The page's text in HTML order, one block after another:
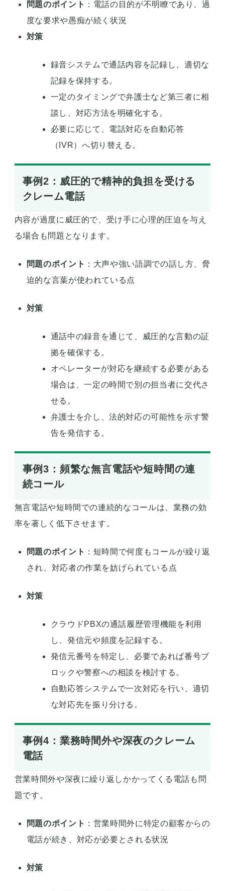
問題のポイント ：電話の目的が不明瞭であり、過
度な要求や愚痴が続く状況
対策
録音システムで通話内容を記録し、適切な
記録を保持する。
一定のタイミングで弁護士など第三者に相
談し、対応方法を明確化する。
必要に応じて、電話対応を自動応答
（IVR）へ切り替える。
事例2：威圧的で精神的負担を受ける
クレーム電話
内容が過度に威圧的で、受け手に心理的圧迫を与え
る場合も問題となります。
問題のポイント ：大声や強い語調での話し方、脅
迫的な言葉が使われている点
対策
通話中の録音を通じて、威圧的な言動の証
拠を確保する。
オペレーターが対応を継続する必要がある
場合は、一定の時間で別の担当者に交代さ
せる。
弁護士を介し、法的対応の可能性を示す警
告を発信する。
事例3：頻繁な無言電話や短時間の連
続コール
無言電話や短時間での連続的なコールは、業務の効
率を著しく低下させます。
問題のポイント ：短時間で何度もコールが繰り返
され、対応者の作業を妨げられている点
対策
クラウドPBXの通話履歴管理機能を利用
し、発信元や頻度を記録する。
発信元番号を特定し、必要であれば番号ブ
ロックや警察への相談を検討する。
自動応答システムで一次対応を行い、適切
な対応先を振り分ける。
事例4：業務時間外や深夜のクレーム
電話
営業時間外や深夜に繰り返しかかってくる電話も問
題です。
問題のポイント ：営業時間外に特定の顧客からの
電話が続き、対応が必要とされる状況
対策